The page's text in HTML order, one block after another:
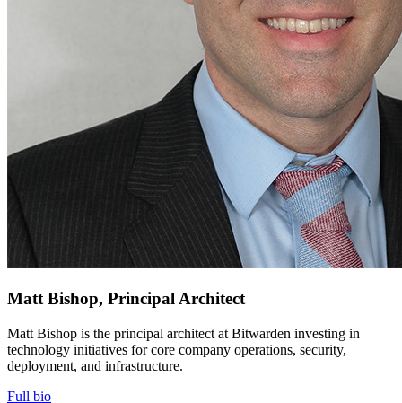
Matt Bishop, Principal Architect
Matt Bishop is the principal architect at Bitwarden investing in
technology initiatives for core company operations, security,
deployment, and infrastructure.
Full bio